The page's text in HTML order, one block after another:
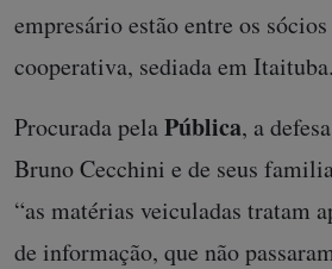
empresário estão entre os
cooperativa, sediada em Itaituba.
Procurada pelaPública, a
Bruno Cecchini e de seus
“as matérias veiculadas tratam
de informação, que não